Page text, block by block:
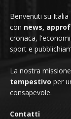
Benvenuti su
con news,
cronaca,
sport e
La nostra
tempestivo per
consapevole.
Contatti